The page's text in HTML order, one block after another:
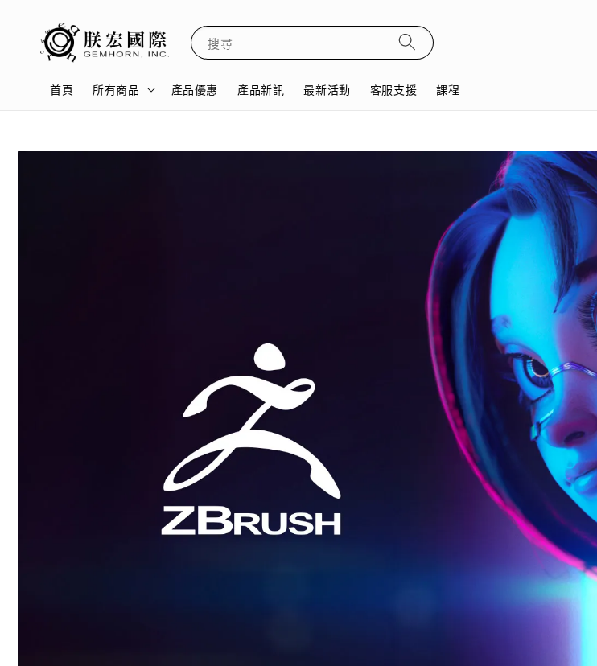
搜尋
首頁 所有商品 產品優惠 產品新訊 最新活動 客服支援 課程